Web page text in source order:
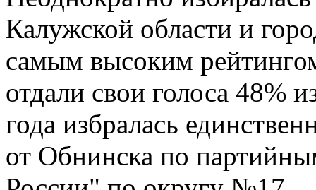
Калужской области и
самым высоким
отдали свои голоса 48%
года избралась
от Обнинска по